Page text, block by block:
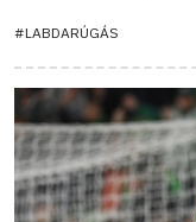
#LABDARÚGÁS